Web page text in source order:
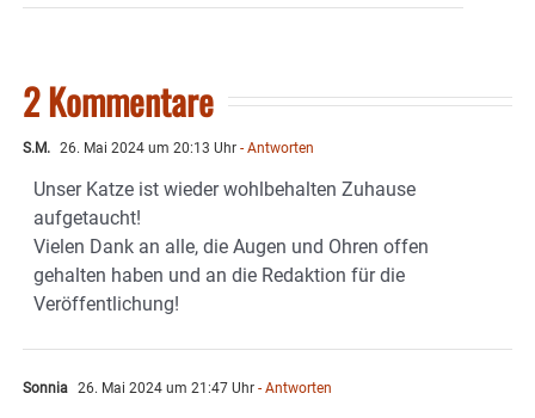
2 Kommentare
S.M. 26. Mai 2024 um 20:13 Uhr - Antworten
Unser Katze ist wieder wohlbehalten Zuhause
aufgetaucht!
Vielen Dank an alle, die Augen und Ohren offen
gehalten haben und an die Redaktion für die
Veröffentlichung!
Sonnia 26. Mai 2024 um 21:47 Uhr - Antworten